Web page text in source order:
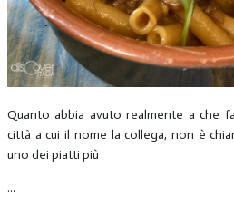
Quanto abbia avuto realmente a che
città a cui il nome la collega, non è
uno dei piatti più
...